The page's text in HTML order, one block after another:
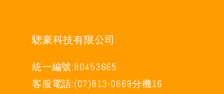
驄豪科技有限公司
統一編號:80453665
客服電話:(07)813-0669分機16